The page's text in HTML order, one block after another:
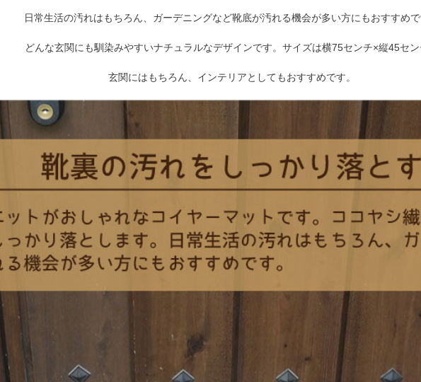
日常生活の汚れはもちろん、ガーデニングなど靴底が汚れる機会が多い方にもおすすめで
どんな玄関にも馴染みやすいナチュラルなデザインです。サイズは横75センチ×縦45セン
玄関にはもちろん、インテリアとしてもおすすめです。